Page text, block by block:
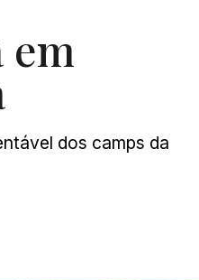
dos camps da